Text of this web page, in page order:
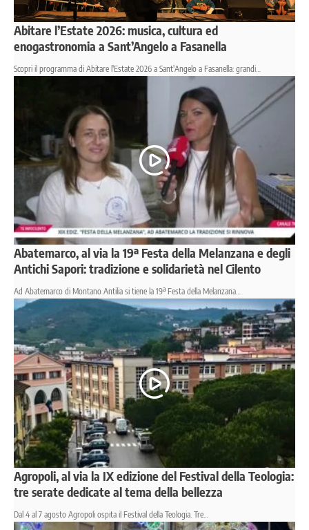
Abitare l’Estate 2026: musica, cultura ed
enogastronomia a Sant’Angelo a Fasanella
Scopri il programma di Abitare l'Estate 2026 a Sant'Angelo a Fasanella: grandi…
Abatemarco, al via la 19ª Festa della Melanzana e degli
Antichi Sapori: tradizione e solidarietà nel Cilento
Ad Abatemarco di Montano Antilia si tiene la 19ª Festa della Melanzana…
Agropoli, al via la IX edizione del Festival della Teologia:
tre serate dedicate al tema della bellezza
Dal 4 al 7 agosto Agropoli ospita il Festival della Teologia. Tre…